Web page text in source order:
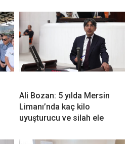
Ali Bozan: 5 yılda Mersin
Limanı’nda kaç kilo
uyuşturucu ve silah ele